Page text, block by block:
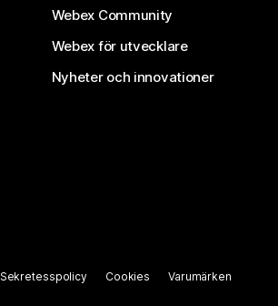
Webex Community
Webex för utvecklare
Nyheter och innovationer
Sekretesspolicy Cookies Varumärken